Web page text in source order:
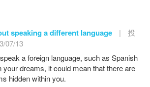
speaking a different language |
投
07/13
a foreign language, such as Spanish
your dreams, it could mean that there are
hidden within you.